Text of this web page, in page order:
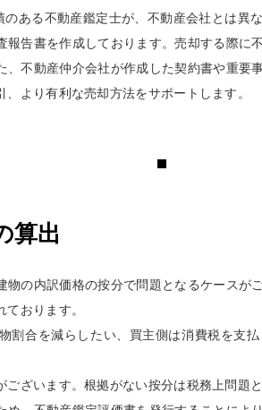
ある不動産鑑定士が、不動産会社とは異
報告書を作成しております。売却する際に
、不動産仲介会社が作成した契約書や重要
より有利な売却方法をサポートします。
算出
物の内訳価格の按分で問題となるケースが
おります。
割合を減らしたい、買主側は消費税を支
ざいます。根拠がない按分は税務上問題